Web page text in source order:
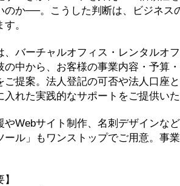
のか──。こうした判断は、ビジネス
。
、バーチャルオフィス・レンタルオ
の中から、お客様の事業内容・予算
ご提案。法人登記の可否や法人口座
入れた実践的なサポートをご提供い
やWebサイト制作、名刺デザインな
ール」もワンストップでご用意。事